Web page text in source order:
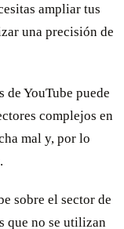
ampliar tus
una precisión de
YouTube puede
complejos en
mal y, por lo
sobre el sector de
que no se utilizan